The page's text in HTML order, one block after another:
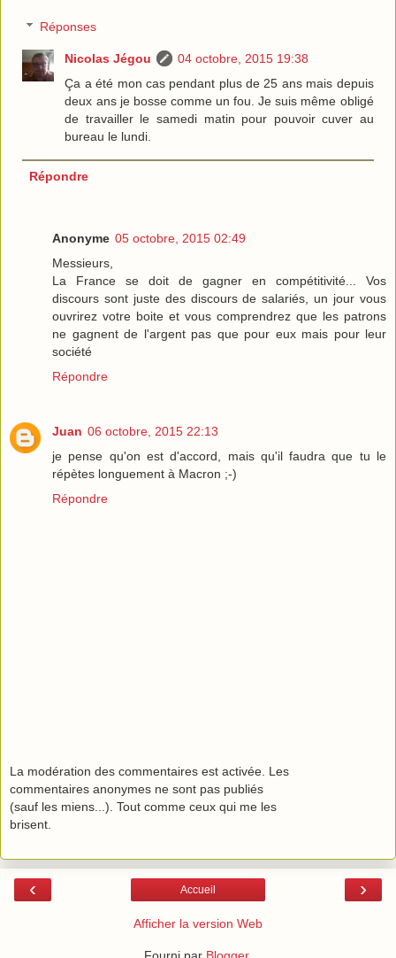
Réponses
Nicolas Jégou
04 octobre, 2015 19:38
Ça a été mon cas pendant plus de 25 ans mais depuis
deux ans je bosse comme un fou. Je suis même obligé
de travailler le samedi matin pour pouvoir cuver au
bureau le lundi.
Répondre
Anonyme 05 octobre, 2015 02:49
Messieurs,
La France se doit de gagner en compétitivité... Vos
discours sont juste des discours de salariés, un jour vous
ouvrirez votre boite et vous comprendrez que les patrons
ne gagnent de l'argent pas que pour eux mais pour leur
société
Répondre
Juan 06 octobre, 2015 22:13
je pense qu'on est d'accord, mais qu'il faudra que tu le
répètes longuement à Macron ;-)
Répondre
La modération des commentaires est activée. Les
commentaires anonymes ne sont pas publiés
(sauf les miens...). Tout comme ceux qui me les
brisent.
‹ ›
Accueil
Afficher la version Web